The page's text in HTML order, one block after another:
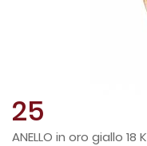
25
ANELLO in oro giallo